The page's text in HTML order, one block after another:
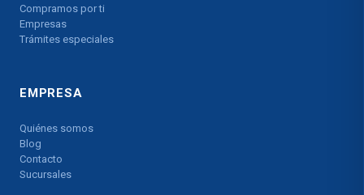
Compramos por ti
Empresas
Trámites especiales
EMPRESA
Quiénes somos
Blog
Contacto
Sucursales